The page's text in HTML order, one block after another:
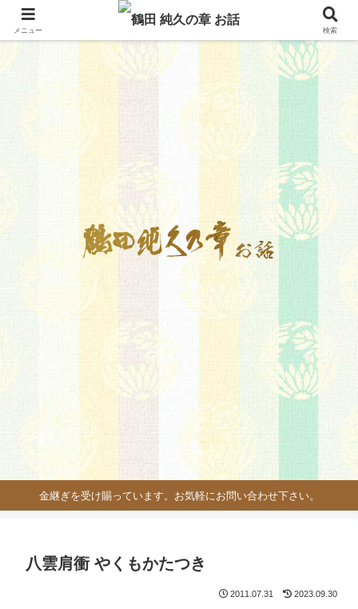
金継ぎを受け賜っています。お気軽にお問い合わせ下さい。
八雲肩衝 やくもかたつき
2011.07.31 2023.09.30
メニュー 検索